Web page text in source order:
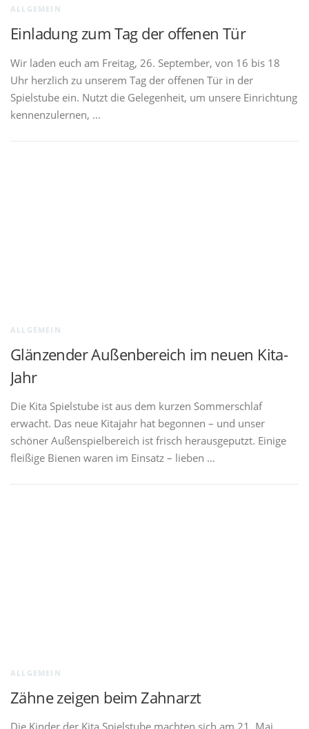
ALLGEMEIN
Einladung zum Tag der offenen Tür
Wir laden euch am Freitag, 26. September, von 16 bis 18
Uhr herzlich zu unserem Tag der offenen Tür in der
Spielstube ein. Nutzt die Gelegenheit, um unsere Einrichtung
kennenzulernen, …
ALLGEMEIN
Glänzender Außenbereich im neuen Kita-
Jahr
Die Kita Spielstube ist aus dem kurzen Sommerschlaf
erwacht. Das neue Kitajahr hat begonnen – und unser
schöner Außenspielbereich ist frisch herausgeputzt. Einige
fleißige Bienen waren im Einsatz – lieben …
ALLGEMEIN
Zähne zeigen beim Zahnarzt
Die Kinder der Kita Spielstube machten sich am 21. Mai